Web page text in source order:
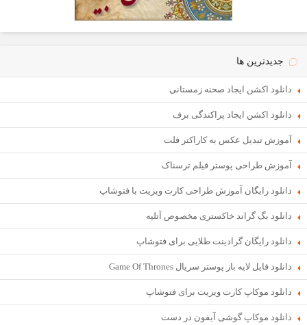
جدیدترین ها
دانلود اکشن ایجاد صحنه زمستانی
دانلود اکشن ایجاد پراکندگی برف
آموزش تبدیل عکس به کاراکتر فلت
آموزش طراحی پوستر فیلم ترسناک
دانلود رایگان آموزش طراحی کارت ویزیت با فتوشاپ
دانلود بگ گراند خاکستری مخصوص آتلیه
دانلود رایگان گرادینت طلایی برای فتوشاپ
دانلود فایل لایه باز پوستر سریال Game Of Thrones
دانلود موکاپ کارت ویزیت برای فتوشاپ
دانلود موکاپ گوشی آیفون در دست